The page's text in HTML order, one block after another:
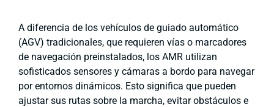
A diferencia de los vehículos de guiado automático
(AGV) tradicionales, que requieren vías o marcadores
de navegación preinstalados, los AMR utilizan
sofisticados sensores y cámaras a bordo para navegar
por entornos dinámicos. Esto significa que pueden
ajustar sus rutas sobre la marcha, evitar obstáculos e